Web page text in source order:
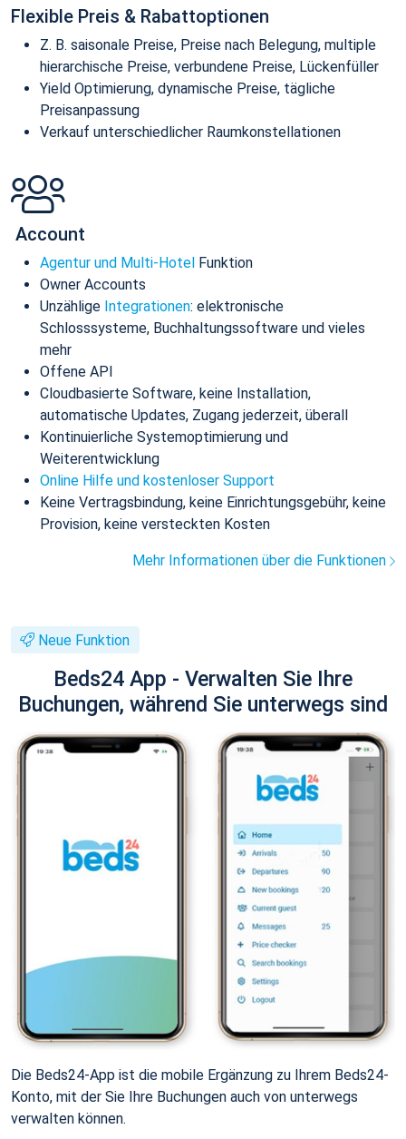
Flexible Preis & Rabattoptionen
Z. B. saisonale Preise, Preise nach Belegung, multiple
hierarchische Preise, verbundene Preise, Lückenfüller
Yield Optimierung, dynamische Preise, tägliche
Preisanpassung
Verkauf unterschiedlicher Raumkonstellationen
Account
Agentur und Multi-Hotel Funktion
Owner Accounts
Unzählige Integrationen: elektronische
Schlosssysteme, Buchhaltungssoftware und vieles
mehr
Offene API
Cloudbasierte Software, keine Installation,
automatische Updates, Zugang jederzeit, überall
Kontinuierliche Systemoptimierung und
Weiterentwicklung
Online Hilfe und kostenloser Support
Keine Vertragsbindung, keine Einrichtungsgebühr, keine
Provision, keine versteckten Kosten
Mehr Informationen über die Funktionen
Neue Funktion
Beds24 App - Verwalten Sie Ihre
Buchungen, während Sie unterwegs sind
Die Beds24-App ist die mobile Ergänzung zu Ihrem Beds24-
Konto, mit der Sie Ihre Buchungen auch von unterwegs
verwalten können.